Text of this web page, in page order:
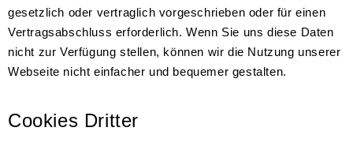
gesetzlich oder vertraglich vorgeschrieben oder für einen
Vertragsabschluss erforderlich. Wenn Sie uns diese Daten
nicht zur Verfügung stellen, können wir die Nutzung unserer
Webseite nicht einfacher und bequemer gestalten.
Cookies Dritter